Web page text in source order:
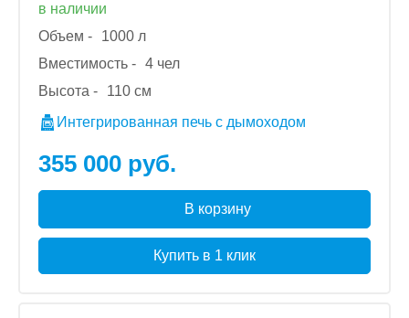
в наличии
Объем -
1000 л
Вместимость - 4 чел
Высота -
110 см
Интегрированная печь с дымоходом
355 000 руб.
В корзину
Купить в 1 клик